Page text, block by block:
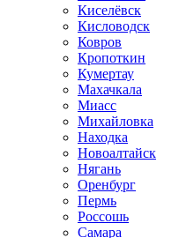
Киселёвск
Кисловодск
Ковров
Кропоткин
Кумертау
Махачкала
Миасс
Михайловка
Находка
Новоалтайск
Нягань
Оренбург
Пермь
Россошь
Самара